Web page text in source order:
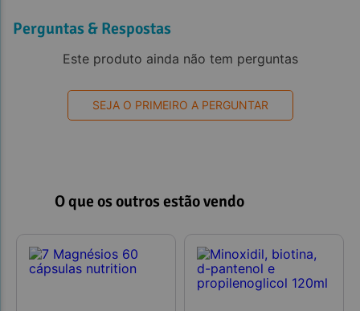
Perguntas & Respostas
Este produto ainda não tem perguntas
SEJA O PRIMEIRO A PERGUNTAR
O que os outros estão vendo